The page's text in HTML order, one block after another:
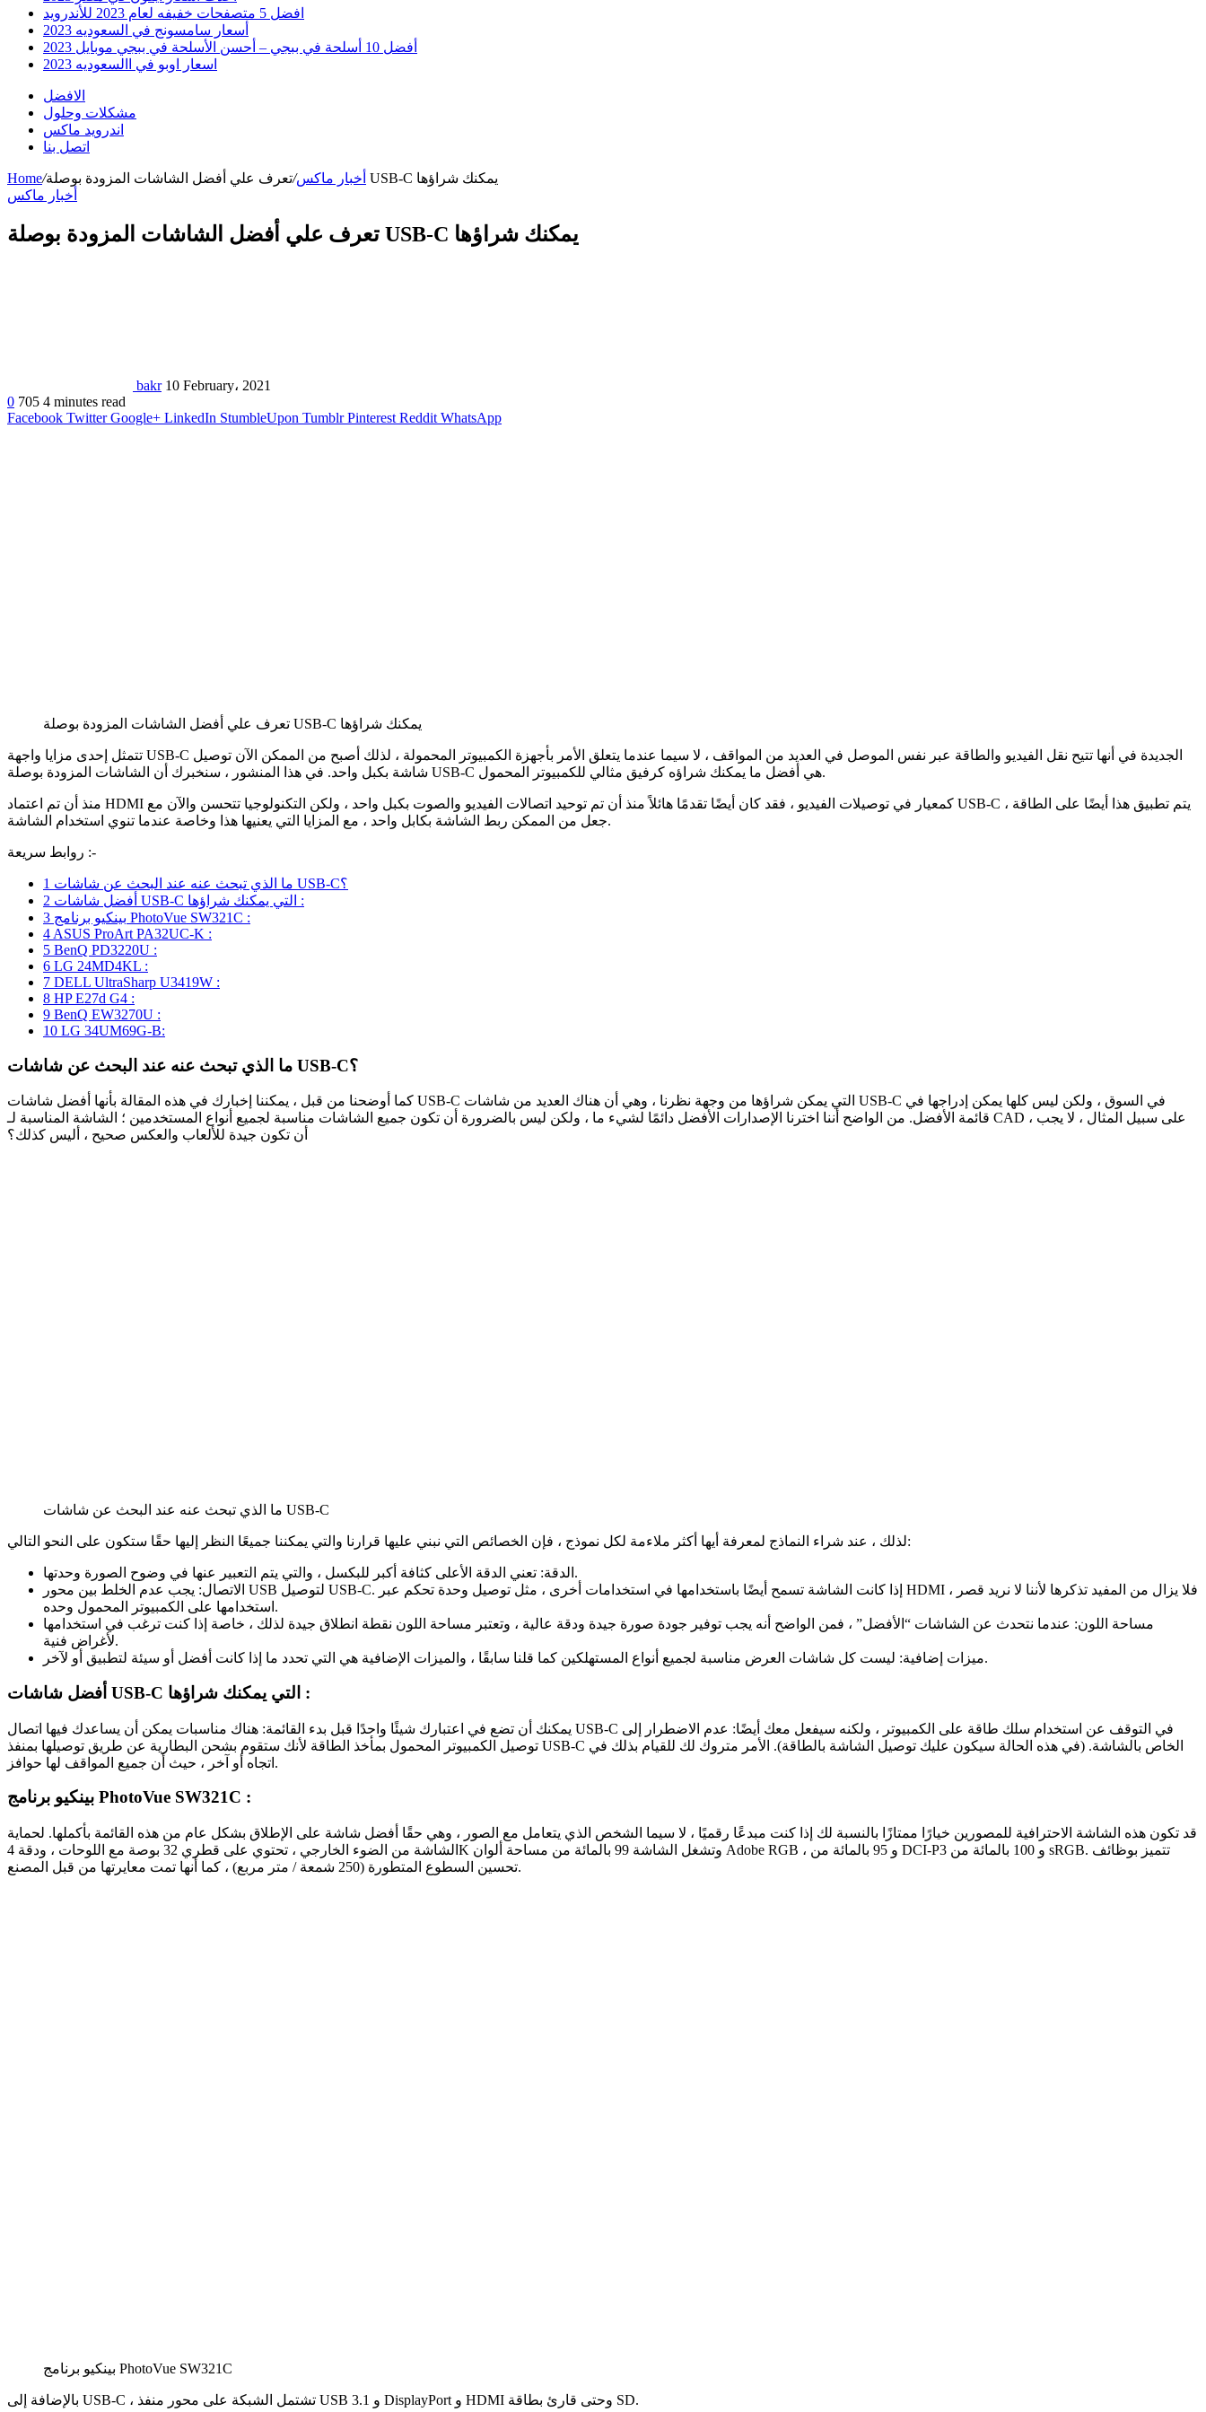
افضل 5 متصفحات خفيفه لعام 2023 للأندرويد
أسعار سامسونج في السعوديه 2023
أفضل 10 أسلحة في ببجي – أحسن الأسلحة في ببجي موبايل 2023
اسعار اوبو في االسعوديه 2023
الافضل
مشكلات وحلول
اندرويد ماكس
اتصل بنا
Home/ أخبار ماكس/
تعرف علي أفضل الشاشات المزودة بوصلة USB-C يمكنك شراؤها
أخبار ماكس
تعرف علي أفضل الشاشات المزودة بوصلة USB-C يمكنك شراؤها
bakr 10 February، 2021
0 705 4 minutes read
Facebook Twitter Google+ LinkedIn StumbleUpon Tumblr Pinterest Reddit WhatsApp
تعرف علي أفضل الشاشات المزودة بوصلة USB-C يمكنك شراؤها
تتمثل إحدى مزايا واجهة USB-C الجديدة في أنها تتيح نقل الفيديو والطاقة عبر نفس الموصل في العديد من المواقف ، لا سيما عندما يتعلق الأمر بأجهزة الكمبيوتر المحمولة ، لذلك أصبح من الممكن الآن توصيل
شاشة بكبل واحد. في هذا المنشور ، سنخبرك أن الشاشات المزودة بوصلة USB-C هي أفضل ما يمكنك شراؤه كرفيق مثالي للكمبيوتر المحمول.
منذ أن تم اعتماد HDMI كمعيار في توصيلات الفيديو ، فقد كان أيضًا تقدمًا هائلاً منذ أن تم توحيد اتصالات الفيديو والصوت بكبل واحد ، ولكن التكنولوجيا تتحسن والآن مع USB-C يتم تطبيق هذا أيضًا على الطاقة ،
جعل من الممكن ربط الشاشة بكابل واحد ، مع المزايا التي يعنيها هذا وخاصة عندما تنوي استخدام الشاشة.
روابط سريعة :-
1
ما الذي تبحث عنه عند البحث عن شاشات USB-C؟
2
أفضل شاشات USB-C التي يمكنك شراؤها :
3
بينكيو برنامج PhotoVue SW321C :
4 ASUS ProArt PA32UC-K :
5 BenQ PD3220U :
6 LG 24MD4KL :
7 DELL UltraSharp U3419W :
8 HP E27d G4 :
9 BenQ EW3270U :
10 LG 34UM69G-B:
ما الذي تبحث عنه عند البحث عن شاشات USB-C؟
كما أوضحنا من قبل ، يمكننا إخبارك في هذه المقالة بأنها أفضل شاشات USB-C التي يمكن شراؤها من وجهة نظرنا ، وهي أن هناك العديد من شاشات USB-C في السوق ، ولكن ليس كلها يمكن إدراجها في
قائمة الأفضل. من الواضح أننا اخترنا الإصدارات الأفضل دائمًا لشيء ما ، ولكن ليس بالضرورة أن تكون جميع الشاشات مناسبة لجميع أنواع المستخدمين ؛ الشاشة المناسبة لـ CAD ، على سبيل المثال ، لا يجب
أن تكون جيدة للألعاب والعكس صحيح ، أليس كذلك؟
ما الذي تبحث عنه عند البحث عن شاشات USB-C
لذلك ، عند شراء النماذج لمعرفة أيها أكثر ملاءمة لكل نموذج ، فإن الخصائص التي نبني عليها قرارنا والتي يمكننا جميعًا النظر إليها حقًا ستكون على النحو التالي:
الدقة: تعني الدقة الأعلى كثافة أكبر للبكسل ، والتي يتم التعبير عنها في وضوح الصورة وحدتها.
الاتصال: يجب عدم الخلط بين محور USB لتوصيل USB-C. إذا كانت الشاشة تسمح أيضًا باستخدامها في استخدامات أخرى ، مثل توصيل وحدة تحكم عبر HDMI ، فلا يزال من المفيد تذكرها لأننا لا نريد قصر
استخدامها على الكمبيوتر المحمول وحده.
مساحة اللون: عندما نتحدث عن الشاشات “الأفضل” ، فمن الواضح أنه يجب توفير جودة صورة جيدة ودقة عالية ، وتعتبر مساحة اللون نقطة انطلاق جيدة لذلك ، خاصة إذا كنت ترغب في استخدامها
لأغراض فنية.
ميزات إضافية: ليست كل شاشات العرض مناسبة لجميع أنواع المستهلكين كما قلنا سابقًا ، والميزات الإضافية هي التي تحدد ما إذا كانت أفضل أو سيئة لتطبيق أو لآخر.
أفضل شاشات USB-C التي يمكنك شراؤها :
يمكنك أن تضع في اعتبارك شيئًا واحدًا قبل بدء القائمة: هناك مناسبات يمكن أن يساعدك فيها اتصال USB-C في التوقف عن استخدام سلك طاقة على الكمبيوتر ، ولكنه سيفعل معك أيضًا: عدم الاضطرار إلى
توصيل الكمبيوتر المحمول بمأخذ الطاقة لأنك ستقوم بشحن البطارية عن طريق توصيلها بمنفذ USB-C الخاص بالشاشة. (في هذه الحالة سيكون عليك توصيل الشاشة بالطاقة). الأمر متروك لك للقيام بذلك في
اتجاه أو آخر ، حيث أن جميع المواقف لها حوافز.
بينكيو برنامج PhotoVue SW321C :
قد تكون هذه الشاشة الاحترافية للمصورين خيارًا ممتازًا بالنسبة لك إذا كنت مبدعًا رقميًا ، لا سيما الشخص الذي يتعامل مع الصور ، وهي حقًا أفضل شاشة على الإطلاق بشكل عام من هذه القائمة بأكملها. لحماية
الشاشة من الضوء الخارجي ، تحتوي على قطري 32 بوصة مع اللوحات ، ودقة 4K وتشغل الشاشة 99 بالمائة من مساحة ألوان Adobe RGB ، و 95 بالمائة من DCI-P3 و 100 بالمائة من sRGB. تتميز بوظائف
تحسين السطوع المتطورة (250 شمعة / متر مربع) ، كما أنها تمت معايرتها من قبل المصنع.
بينكيو برنامج PhotoVue SW321C
بالإضافة إلى USB-C ، تشتمل الشبكة على محور منفذ USB 3.1 و DisplayPort و HDMI وحتى قارئ بطاقة SD.